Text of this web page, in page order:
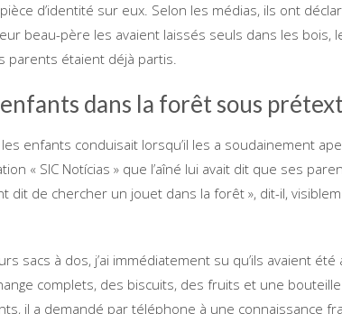
d’identité sur eux. Selon les médias, ils ont
beau-père les avaient laissés seuls dans les bois,
parents étaient déjà partis.
dans la forêt sous
enfants conduisait lorsqu’il les a soudainement
« SIC Notícias » que l’aîné lui avait dit que ses
dit de chercher un jouet dans la forêt », dit-il,
sacs à dos, j’ai immédiatement su qu’ils avaient
complets, des biscuits, des fruits et une bouteille
il a demandé par téléphone à une connaissance